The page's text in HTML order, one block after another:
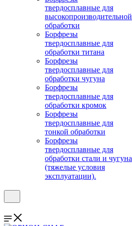
твердосплавные для
высокопроизводительной
обработки
Борфрезы
твердосплавные для
обработки титана
Борфрезы
твердосплавные для
обработки чугуна
Борфрезы
твердосплавные для
обработки кромок
Борфрезы
твердосплавные для
тонкой обработки
Борфрезы
твердосплавные для
обработки стали и чугуна
(тяжелые условия
эксплуатации).